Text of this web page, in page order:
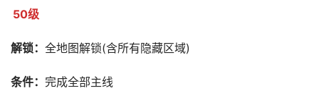
50级
解锁： 全地图解锁(含所有隐藏区域)
条件： 完成全部主线